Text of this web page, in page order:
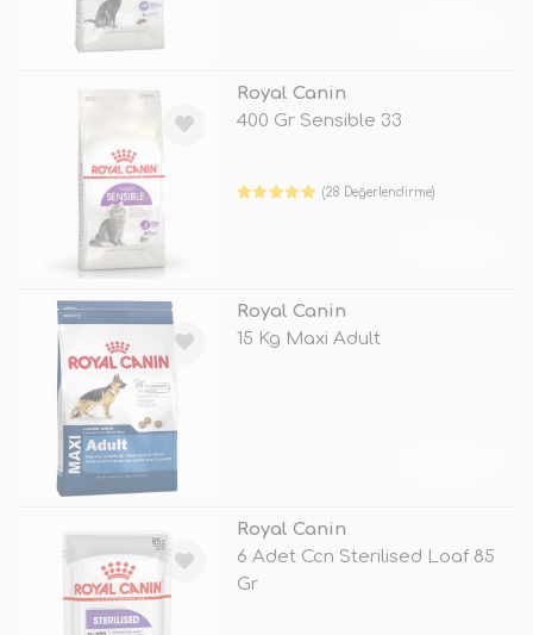
Royal Canin
400 Gr Sensible 33
(28 Değerlendirme)
Royal Canin
15 Kg Maxi Adult
Royal Canin
6 Adet Ccn Sterilised Loaf 85
Gr